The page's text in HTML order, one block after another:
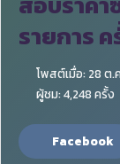
รายการ
โพสต์เมื่อ: 28 ต.
ผู้ชม: 4,248 ครั้ง
Facebook